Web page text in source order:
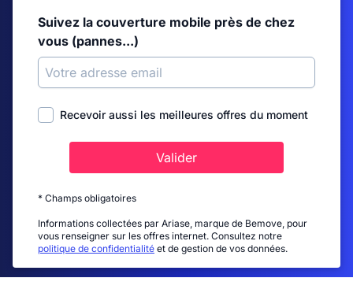
Suivez la couverture mobile près de chez
vous (pannes...)
Recevoir aussi les meilleures offres du moment
Valider
* Champs obligatoires
Informations collectées par Ariase, marque de Bemove, pour
vous renseigner sur les offres internet. Consultez notre
politique de confidentialité et de gestion de vos données.